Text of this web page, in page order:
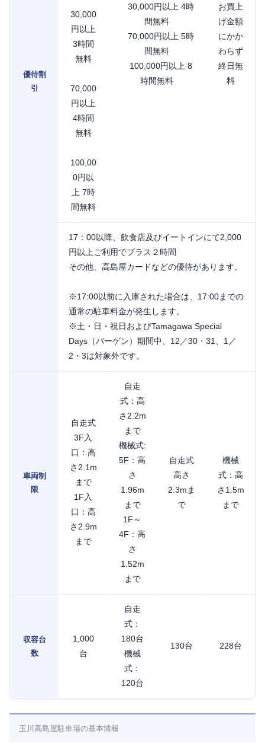
優待割
引
30,000
円以上
3時間
無料
70,000
円以上
4時間
無料
100,00
0円以
上 7時
間無料
30,000円以上 4時
間無料
70,000円以上 5時
間無料
100,000円以上 8
時間無料
お買上
げ金額
にかか
わらず
終日無
料
17：00以降、飲食店及びイートインにて2,000
円以上ご利用でプラス２時間
その他、高島屋カードなどの優待があります。
※17:00以前に入庫された場合は、17:00までの
通常の駐車料金が発生します。
※土・日・祝日およびTamagawa Special
Days（バーゲン）期間中、12／30・31、1／
2・3は対象外です。
車両制
限
自走式
3F入
口：高
さ2.1m
まで
1F入
口：高
さ2.9m
まで
自走
式：高
さ2.2m
まで
機械式:
5F：高
さ
1.96m
まで
1F～
4F：高
さ
1.52m
まで
自走式
高さ
2.3mま
で
機械
式：高
さ1.5m
まで
収容台
数
1,000
台
自走
式：
180台
機械
式：
120台
130台 228台
玉川高島屋駐車場の基本情報